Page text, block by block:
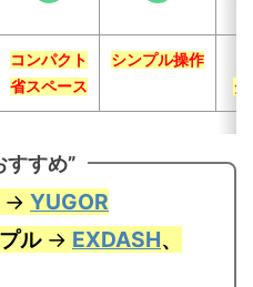
コンパクト
省スペース
シンプル操作
タ
すすめ”
→ YUGOR
ル→ EXDASH、